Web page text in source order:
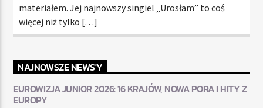
materiałem. Jej najnowszy singiel „Urosłam” to coś
więcej niż tylko […]
NAJNOWSZE NEWS'Y
EUROWIZJA JUNIOR 2026: 16 KRAJÓW, NOWA PORA I HITY Z
EUROPY